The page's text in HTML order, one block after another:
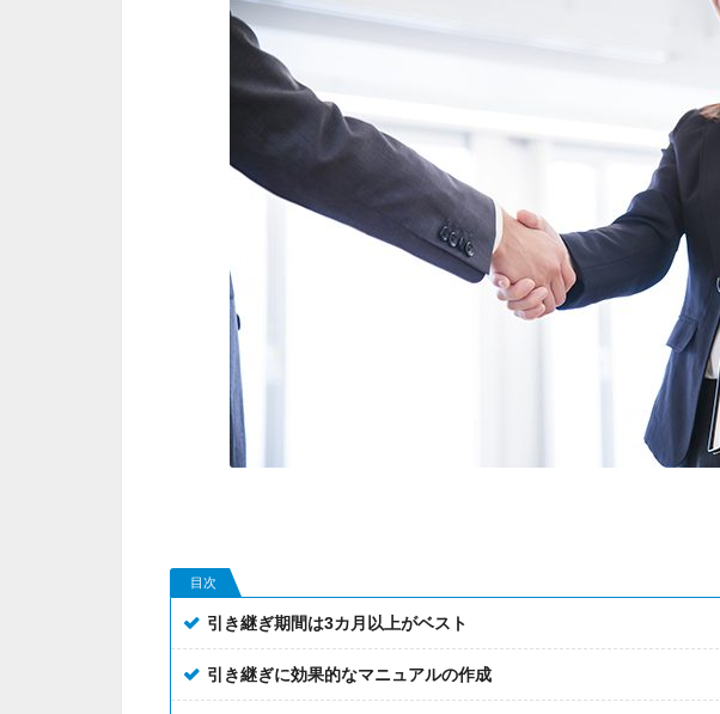
目次
引き継ぎ期間は3カ月以上がベスト
引き継ぎに効果的なマニュアルの作成